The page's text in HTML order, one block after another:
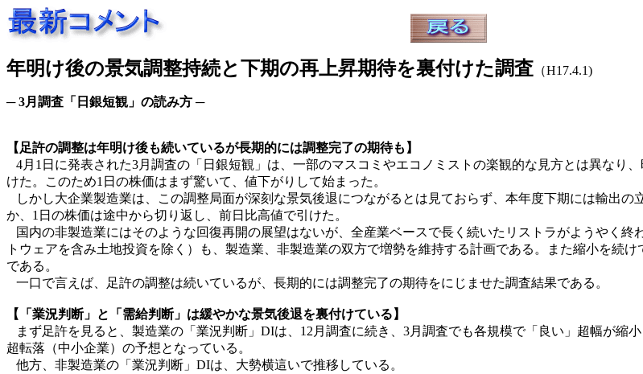
年明け後の景気調整持続と下期の再上昇期待を裏付けた調査 （H17.4.1)
─ 3月調査「日銀短観」の読み方 ─
【足許の調整は年明け後も続いているが長期的には調整完了の期待も】
4月1日に発表された3月調査の「日銀短観」は、一部のマスコミやエコノミストの楽観的な見方とは異なり
けた。このため1日の株価はまず驚いて、値下がりして始まった。
しかし大企業製造業は、この調整局面が深刻な景気後退につながるとは見ておらず、本年度下期には輸出
か、1日の株価は途中から切り返し、前日比高値で引けた。
国内の非製造業にはそのような回復再開の展望はないが、全産業ベースで長く続いたリストラがようやく
トウェアを含み土地投資を除く）も、製造業、非製造業の双方で増勢を維持する計画である。また縮小を続
である。
一口で言えば、足許の調整は続いているが、長期的には調整完了の期待をにじませた調査結果である。
【「業況判断」と「需給判断」は緩やかな景気後退を裏付けている】
まず足許を見ると、製造業の「業況判断」DIは、12月調査に続き、3月調査でも各規模で「良い」超幅が縮
超転落（中小企業）の予想となっている。
他方、非製造業の「業況判断」DIは、大勢横這いで推移している。